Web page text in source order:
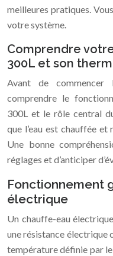
meilleures pratiques.
votre système.
Comprendre
300L et son
Avant de
comprendre le
300L et le rôle central
que l’eau est chauffée
Une bonne
réglages et d’anticiper
Fonctionnement
électrique
Un chauffe-eau
une résistance électrique
température définie par